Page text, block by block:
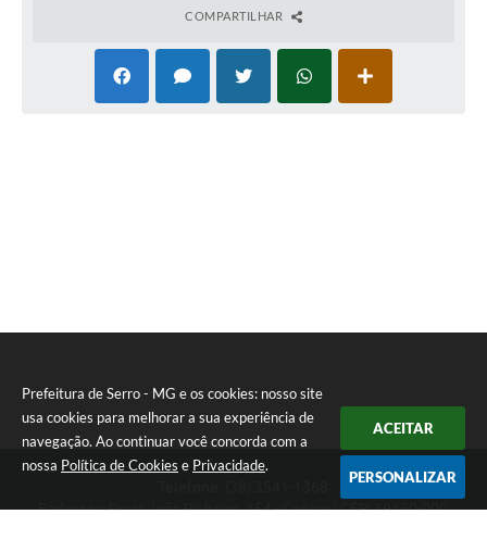
Prefeitura de Serro - MG e os cookies: nosso site
usa cookies para melhorar a sua experiência de
navegação. Ao continuar você concorda com a
nossa Política de Cookies e Privacidade.
ACEITAR
PERSONALIZAR
COMPARTILHAR
Endereço: Praça João Pinheiro, 154 - Centro | CEP: 39150-000